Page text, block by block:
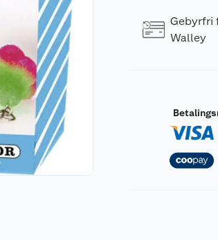
Gebyrfri
Walley